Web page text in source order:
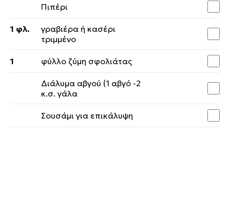
Πιπέρι
1 φλ.
γραβιέρα ή κασέρι
τριμμένο
1 φύλλο ζύμη σφολιάτας
Διάλυμα αβγού (1 αβγό -2
κ.σ. γάλα
Σουσάμι για επικάλυψη